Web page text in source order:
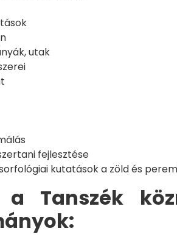
utak
fejlesztése
kutatások a zöld és
Tanszék